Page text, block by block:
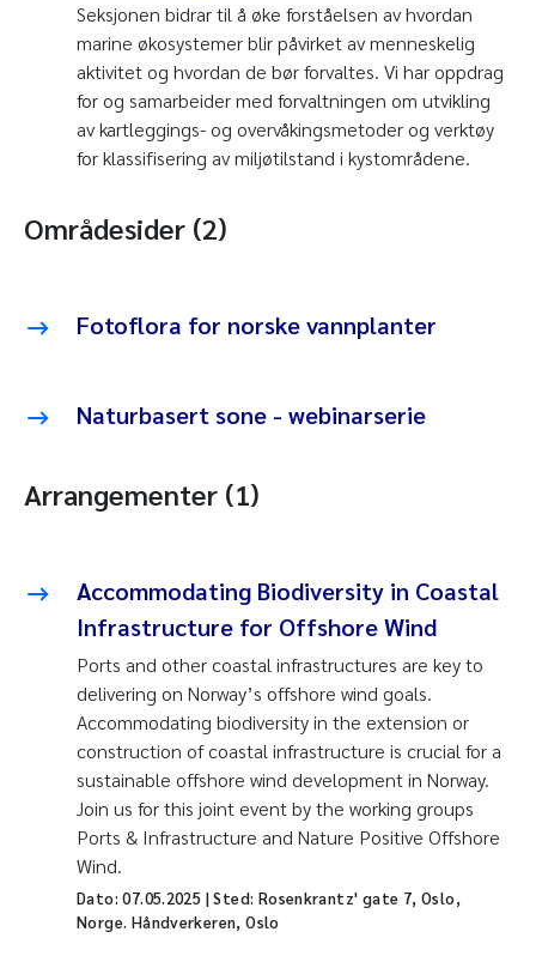
Seksjonen bidrar til å øke forståelsen av hvordan
marine økosystemer blir påvirket av menneskelig
aktivitet og hvordan de bør forvaltes. Vi har oppdrag
for og samarbeider med forvaltningen om utvikling
av kartleggings- og overvåkingsmetoder og verktøy
for klassifisering av miljøtilstand i kystområdene.
Områdesider (2)
Fotoflora for norske vannplanter
Naturbasert sone - webinarserie
Arrangementer (1)
Accommodating Biodiversity in Coastal
Infrastructure for Offshore Wind
Ports and other coastal infrastructures are key to
delivering on Norway’s offshore wind goals.
Accommodating biodiversity in the extension or
construction of coastal infrastructure is crucial for a
sustainable offshore wind development in Norway.
Join us for this joint event by the working groups
Ports & Infrastructure and Nature Positive Offshore
Wind.
Dato:07.05.2025 | Sted: Rosenkrantz' gate 7, Oslo,
Norge. Håndverkeren, Oslo